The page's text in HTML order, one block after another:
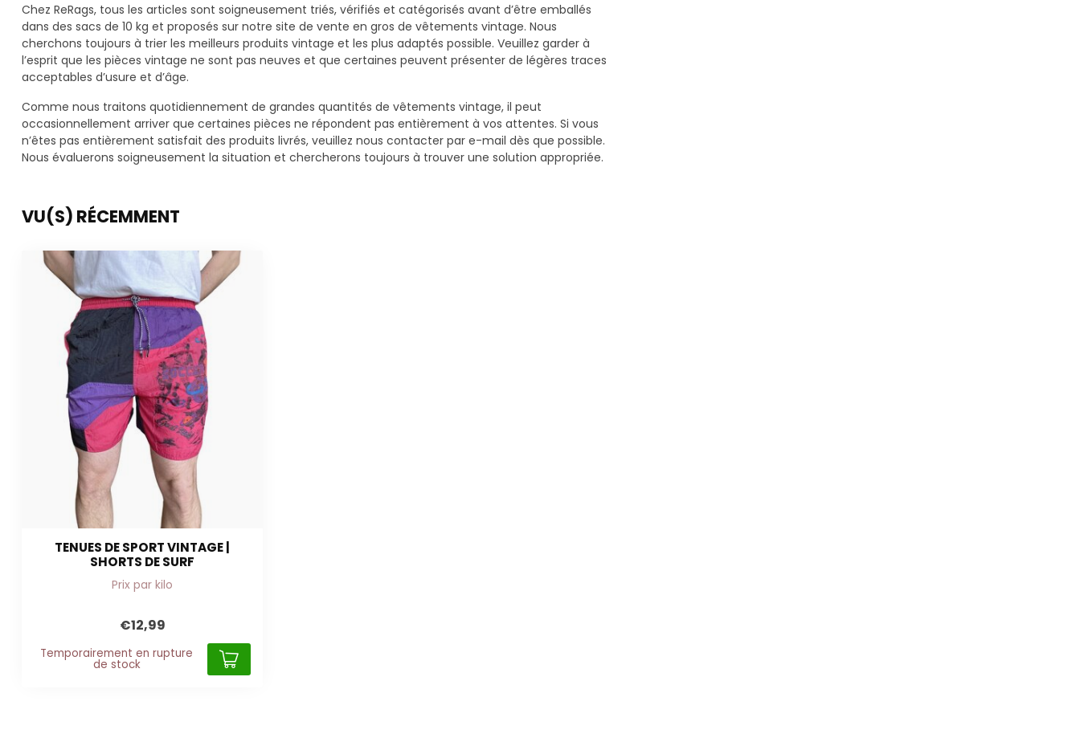
Chez ReRags, tous les articles sont soigneusement triés, vérifiés et catégorisés avant d’être emballés
dans des sacs de 10 kg et proposés sur notre site de vente en gros de vêtements vintage. Nous
cherchons toujours à trier les meilleurs produits vintage et les plus adaptés possible. Veuillez garder à
l’esprit que les pièces vintage ne sont pas neuves et que certaines peuvent présenter de légères traces
acceptables d’usure et d’âge.
Comme nous traitons quotidiennement de grandes quantités de vêtements vintage, il peut
occasionnellement arriver que certaines pièces ne répondent pas entièrement à vos attentes. Si vous
n’êtes pas entièrement satisfait des produits livrés, veuillez nous contacter par e-mail dès que possible.
Nous évaluerons soigneusement la situation et chercherons toujours à trouver une solution appropriée.
VU(S) RÉCEMMENT
TENUES DE SPORT VINTAGE |
SHORTS DE SURF
Prix par kilo
€12,99
Temporairement en rupture
de stock